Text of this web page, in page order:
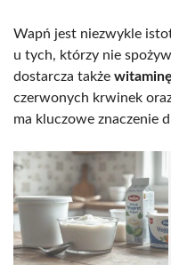
Wapń jest niezwykle
u tych, którzy nie
dostarcza także
czerwonych krwinek
ma kluczowe znaczenie